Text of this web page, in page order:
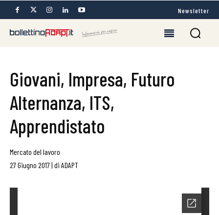
Newsletter
Giovani, Impresa, Futuro
Alternanza, ITS,
Apprendistato
Mercato del lavoro
27 Giugno 2017| di ADAPT